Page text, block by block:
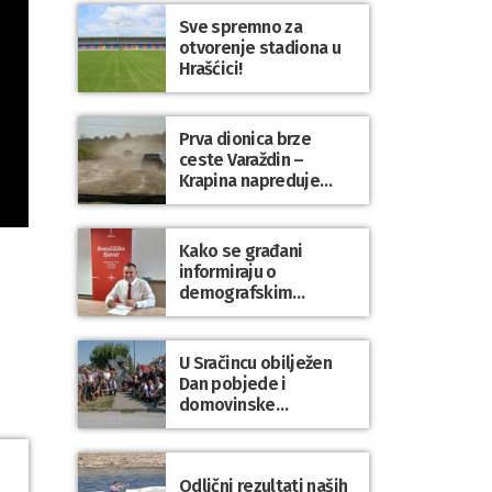
Sve spremno za
otvorenje stadiona u
Hrašćici!
Prva dionica brze
ceste Varaždin –
Krapina napreduje
prema planu
Kako se građani
informiraju o
demografskim
mjerama? Sudjelujte u
istraživanju!
U Sračincu obilježen
Dan pobjede i
domovinske
zahvalnosti te Dan
hrvatskih branitelja
Odlični rezultati naših